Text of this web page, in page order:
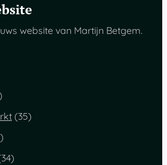
website van Martijn Betgem.
(35)